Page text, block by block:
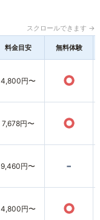
スクロールできます →
料金目安 無料体験
4,800円〜 ○
7,678円〜 ○
9,460円〜 -
4,800円〜 ○